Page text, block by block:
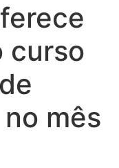
curso
mês